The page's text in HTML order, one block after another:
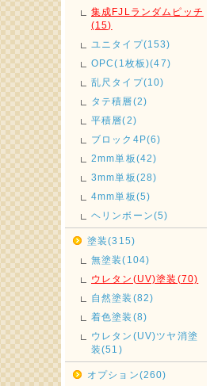
集成FJLランダムピッチ
(15)
ユニタイプ(153)
OPC(1枚板)(47)
乱尺タイプ(10)
タテ積層(2)
平積層(2)
ブロック4P(6)
2mm単板(42)
3mm単板(28)
4mm単板(5)
ヘリンボーン(5)
塗装(315)
無塗装(104)
ウレタン(UV)塗装(70)
自然塗装(82)
着色塗装(8)
ウレタン(UV)ツヤ消塗
装(51)
オプション(260)